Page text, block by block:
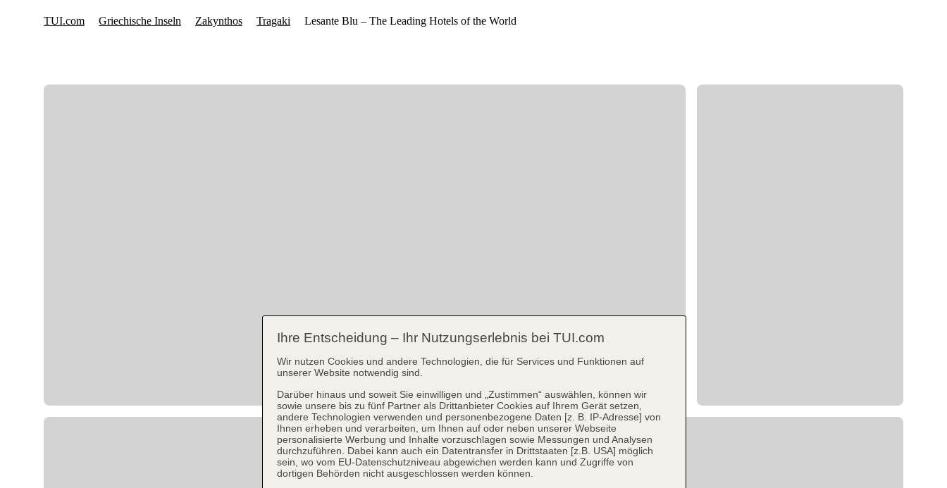
Ihre Entscheidung – Ihr Nutzungserlebnis bei TUI.com
Wir nutzen Cookies und andere Technologien, die für Services und Funktionen auf
unserer Website notwendig sind.
Darüber hinaus und soweit Sie einwilligen und „Zustimmen“ auswählen, können wir
sowie unsere bis zu fünf Partner als Drittanbieter Cookies auf Ihrem Gerät setzen,
andere Technologien verwenden und personenbezogene Daten [z. B. IP-Adresse] von
Ihnen erheben und verarbeiten, um Ihnen auf oder neben unserer Webseite
personalisierte Werbung und Inhalte vorzuschlagen sowie Messungen und Analysen
durchzuführen. Dabei kann auch ein Datentransfer in Drittstaaten [z.B. USA] möglich
sein, wo vom EU-Datenschutzniveau abgewichen werden kann und Zugriffe von
dortigen Behörden nicht ausgeschlossen werden können.